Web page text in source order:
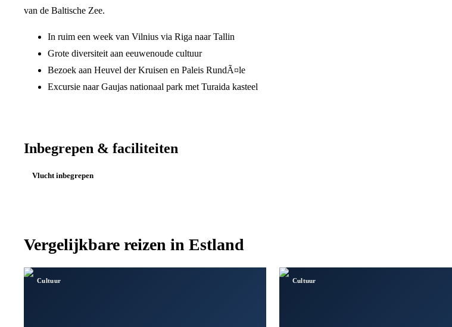
van de Baltische Zee.
In ruim een week van Vilnius via Riga naar Tallin
Grote diversiteit aan eeuwenoude cultuur
Bezoek aan Heuvel der Kruisen en Paleis RundÃ¤le
Excursie naar Gaujas nationaal park met Turaida kasteel
Inbegrepen & faciliteiten
Vlucht inbegrepen
Vergelijkbare reizen in Estland
Cultuur Cultuur